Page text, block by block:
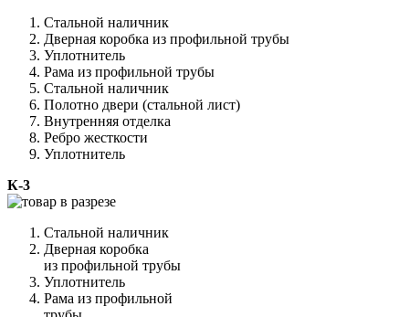
Стальной наличник
Дверная коробка из профильной трубы
Уплотнитель
Рама из профильной трубы
Стальной наличник
Полотно двери (стальной лист)
Внутренняя отделка
Ребро жесткости
Уплотнитель
К-3
Стальной наличник
Дверная коробка
из профильной трубы
Уплотнитель
Рама из профильной